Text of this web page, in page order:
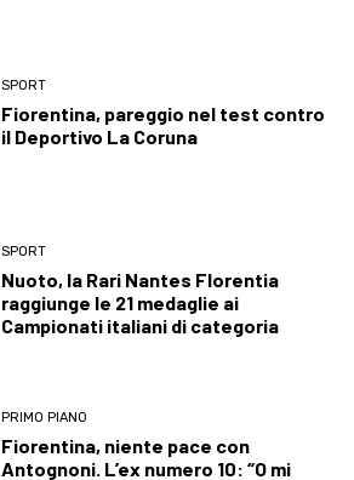
SPORT
Fiorentina, pareggio nel test contro
il Deportivo La Coruna
SPORT
Nuoto, la Rari Nantes Florentia
raggiunge le 21 medaglie ai
Campionati italiani di categoria
PRIMO PIANO
Fiorentina, niente pace con
Antognoni. L’ex numero 10: “O mi